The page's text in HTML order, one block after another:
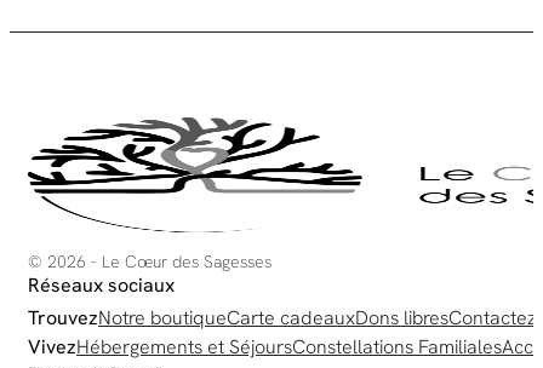
du
© 2026 - Le Cœur des Sagesses
Réseaux sociaux
TrouvezNotre boutiqueCarte cadeauxDons libres
VivezHébergements et SéjoursConstellations Familiales